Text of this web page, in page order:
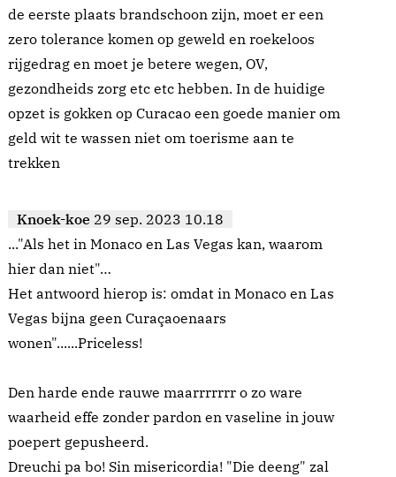
de eerste plaats brandschoon zijn, moet er een
zero tolerance komen op geweld en roekeloos
rijgedrag en moet je betere wegen, OV,
gezondheids zorg etc etc hebben. In de huidige
opzet is gokken op Curacao een goede manier om
geld wit te wassen niet om toerisme aan te
trekken
Knoek-koe 29 sep. 2023 10.18
..."Als het in Monaco en Las Vegas kan, waarom
hier dan niet"…
Het antwoord hierop is: omdat in Monaco en Las
Vegas bijna geen Curaçaoenaars
wonen"......Priceless!
Den harde ende rauwe maarrrrrrr o zo ware
waarheid effe zonder pardon en vaseline in jouw
poepert gepusheerd.
Dreuchi pa bo! Sin misericordia! "Die deeng" zal